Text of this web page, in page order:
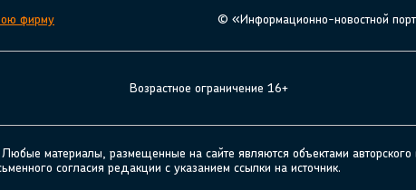
фирму © «Информационно-новостной
Возрастное ограничение 16+
материалы, размещенные на сайте являются объектами авторского
согласия редакции с указанием ссылки на источник.